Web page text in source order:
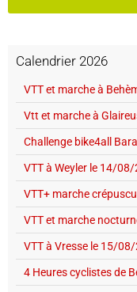
Calendrier 2026
VTT et marche à
Vtt et marche à
Challenge bike4all
VTT à Weyler le 14/
VTT+ marche
VTT et marche
VTT à Vresse le 15/
4 Heures cyclistes de